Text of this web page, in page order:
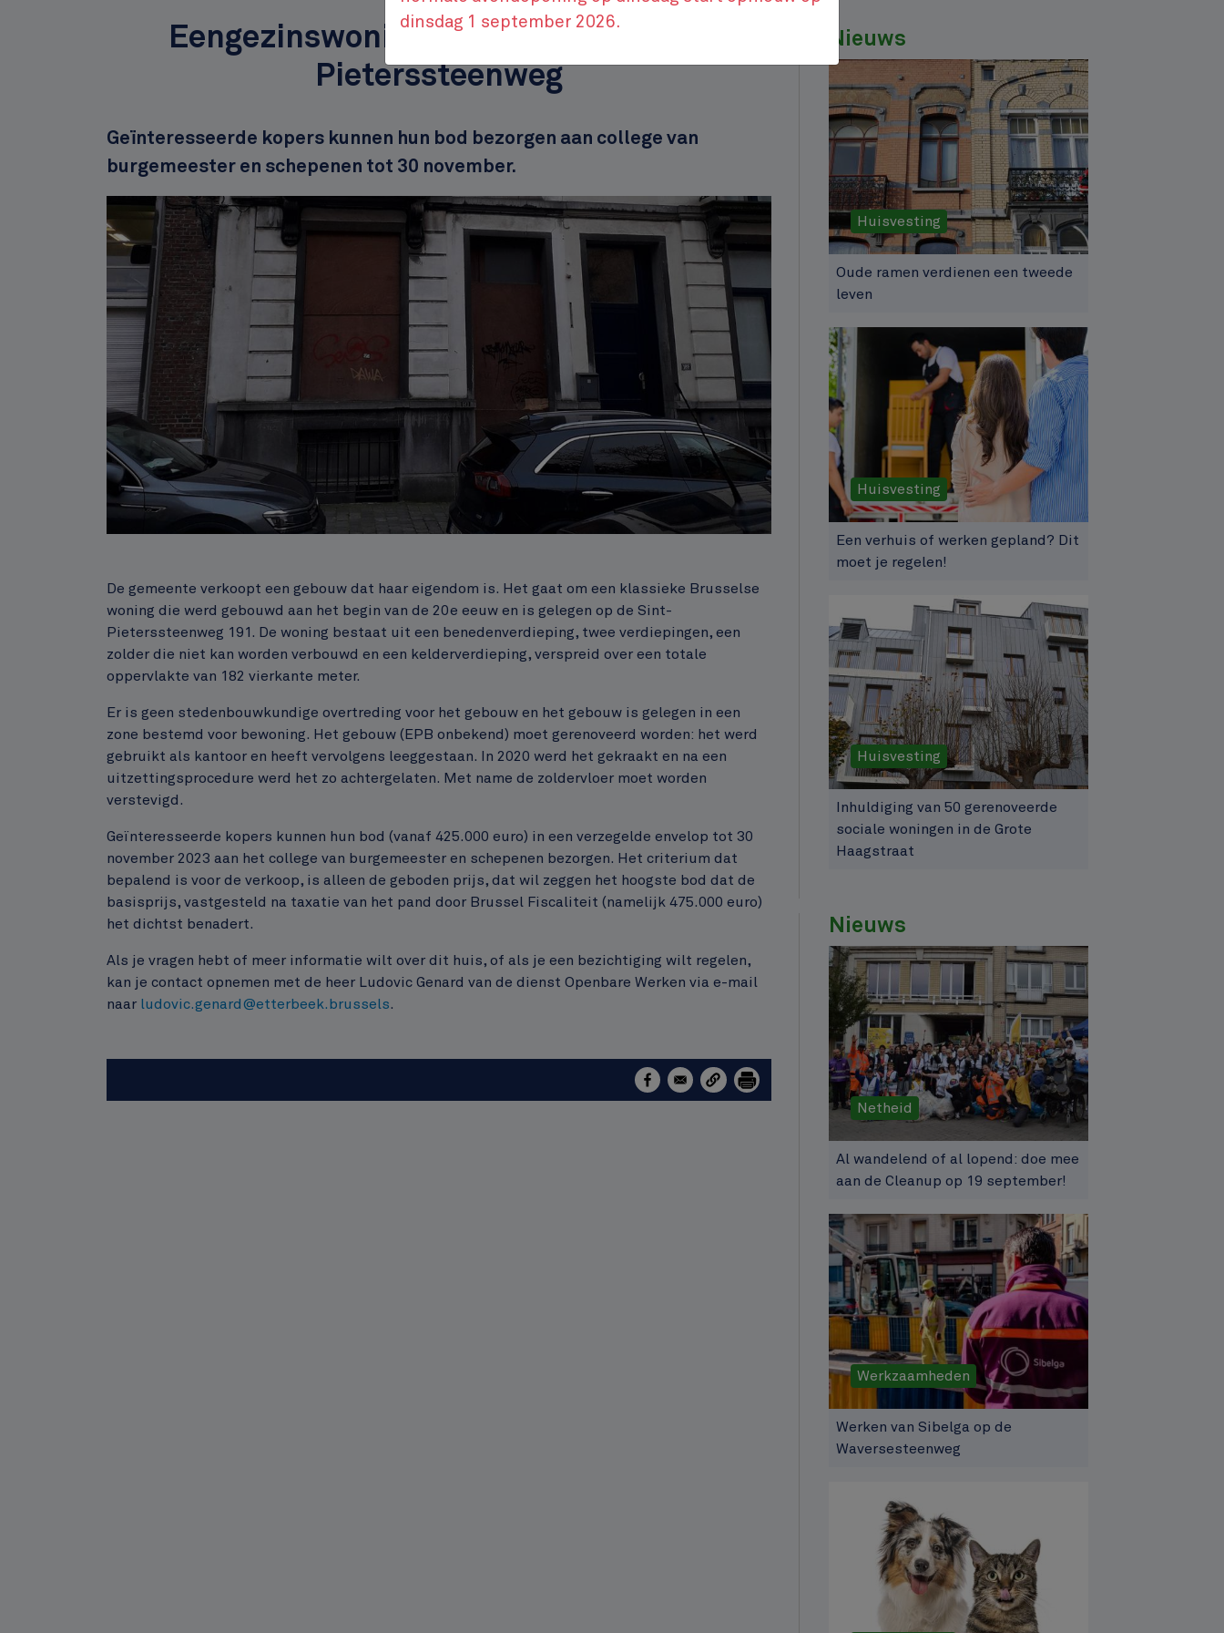
Eengezinswoning te koop op de Sint-
Pieterssteenweg
Description
Geïnteresseerde kopers kunnen hun bod bezorgen aan college van
burgemeester en schepenen tot 30 november.
Afbeelding
Inhoud
De gemeente verkoopt een gebouw dat haar eigendom is. Het gaat om een klassieke Brusselse
woning die werd gebouwd aan het begin van de 20e eeuw en is gelegen op de Sint-
Pieterssteenweg 191. De woning bestaat uit een benedenverdieping, twee verdiepingen, een
zolder die niet kan worden verbouwd en een kelderverdieping, verspreid over een totale
oppervlakte van 182 vierkante meter.
Er is geen stedenbouwkundige overtreding voor het gebouw en het gebouw is gelegen in een
zone bestemd voor bewoning. Het gebouw (EPB onbekend) moet gerenoveerd worden: het werd
gebruikt als kantoor en heeft vervolgens leeggestaan. In 2020 werd het gekraakt en na een
uitzettingsprocedure werd het zo achtergelaten. Met name de zoldervloer moet worden
verstevigd.
Geïnteresseerde kopers kunnen hun bod (vanaf 425.000 euro) in een verzegelde envelop tot 30
november 2023 aan het college van burgemeester en schepenen bezorgen. Het criterium dat
bepalend is voor de verkoop, is alleen de geboden prijs, dat wil zeggen het hoogste bod dat de
basisprijs, vastgesteld na taxatie van het pand door Brussel Fiscaliteit (namelijk 475.000 euro)
het dichtst benadert.
Als je vragen hebt of meer informatie wilt over dit huis, of als je een bezichtiging wilt regelen,
kan je contact opnemen met de heer Ludovic Genard van de dienst Openbare Werken via e-mail
naar ludovic.genard@etterbeek.brussels.
Nieuws
Huisvesting
Oude ramen verdienen een tweede
leven
Huisvesting
Een verhuis of werken gepland? Dit
moet je regelen!
Huisvesting
Inhuldiging van 50 gerenoveerde
sociale woningen in de Grote
Haagstraat
Nieuws
Netheid
Al wandelend of al lopend: doe mee
aan de Cleanup op 19 september!
Werkzaamheden
Werken van Sibelga op de
Waversesteenweg
dinsdag 1 september 2026.